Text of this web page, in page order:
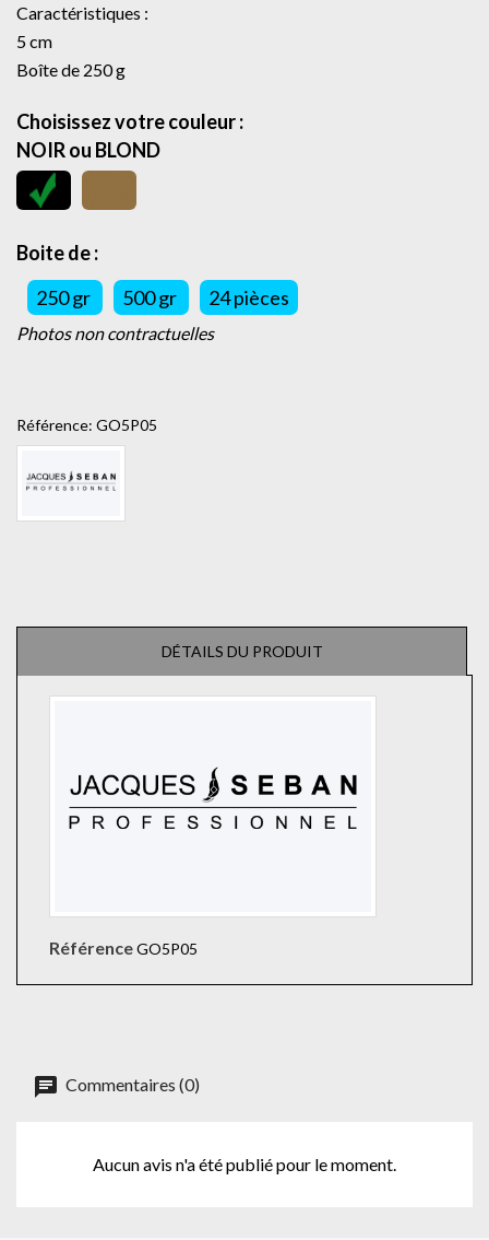
Caractéristiques :
5 cm
Boîte de 250 g
Choisissez votre couleur :
NOIR ou BLOND
Boite de :
250 gr
500 gr 24 pièces
Photos non contractuelles
Référence: GO5P05
DÉTAILS DU PRODUIT
RéférenceGO5P05
Commentaires (0)
Aucun avis n'a été publié pour le moment.